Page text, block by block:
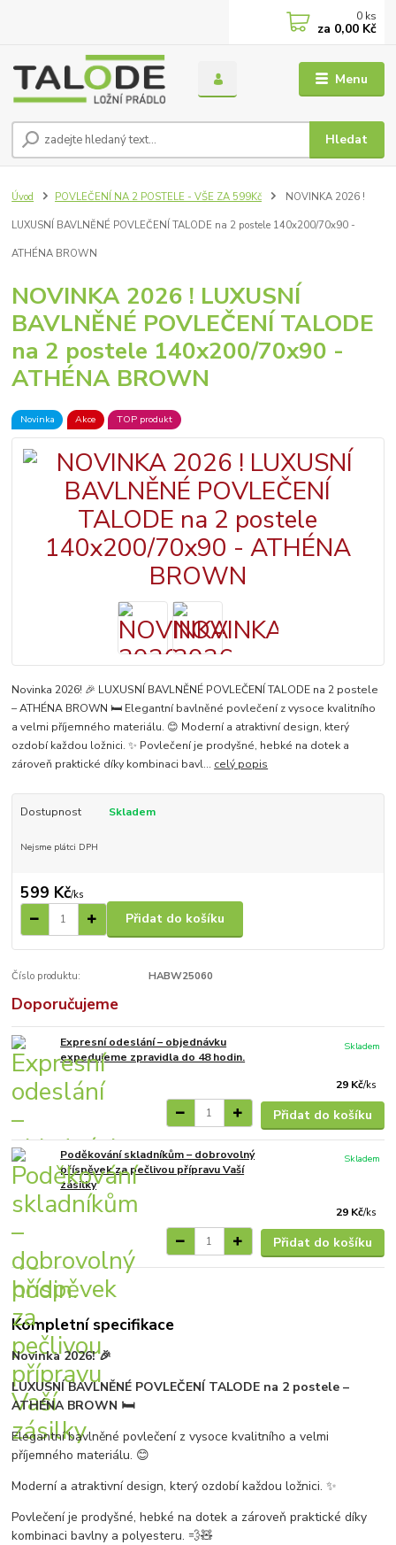
Menu
Hledat
0 ks
za 0,00 Kč
Úvod POVLEČENÍ NA 2 POSTELE - VŠE ZA 599Kč NOVINKA 2026 !
LUXUSNÍ BAVLNĚNÉ POVLEČENÍ TALODE na 2 postele 140x200/70x90 -
ATHÉNA BROWN
NOVINKA 2026 ! LUXUSNÍ
BAVLNĚNÉ POVLEČENÍ TALODE
na 2 postele 140x200/70x90 -
ATHÉNA BROWN
Novinka Akce TOP produkt
Novinka 2026! 🎉 LUXUSNÍ BAVLNĚNÉ POVLEČENÍ TALODE na 2 postele
– ATHÉNA BROWN 🛏️ Elegantní bavlněné povlečení z vysoce kvalitního
a velmi příjemného materiálu. 😊 Moderní a atraktivní design, který
ozdobí každou ložnici. ✨ Povlečení je prodyšné, hebké na dotek a
zároveň praktické díky kombinaci bavl... celý popis
Dostupnost Skladem
Nejsme plátci DPH
599 Kč/ks
Přidat do košíku
Číslo produktu: HABW25060
Doporučujeme
Expresní odeslání – objednávku
expedujeme zpravidla do 48 hodin.
29 Kč/ks
Skladem
Přidat do košíku
Poděkování skladníkům – dobrovolný
příspěvek za pečlivou přípravu Vaší
zásilky
29 Kč/ks
Skladem
Přidat do košíku
Kompletní specifikace
Novinka 2026! 🎉
LUXUSNÍ BAVLNĚNÉ POVLEČENÍ TALODE na 2 postele –
ATHÉNA BROWN 🛏️
Elegantní bavlněné povlečení z vysoce kvalitního a velmi
příjemného materiálu. 😊
Moderní a atraktivní design, který ozdobí každou ložnici. ✨
Povlečení je prodyšné, hebké na dotek a zároveň praktické díky
kombinaci bavlny a polyesteru. 💨🧸